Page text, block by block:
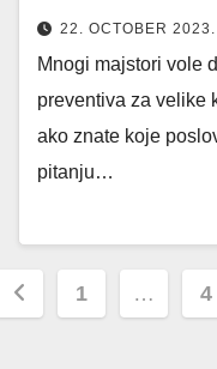
22. OCTOBER 2023.
Mnogi majstori vole
preventiva za velike
ako znate koje
pitanju…
1 … 4